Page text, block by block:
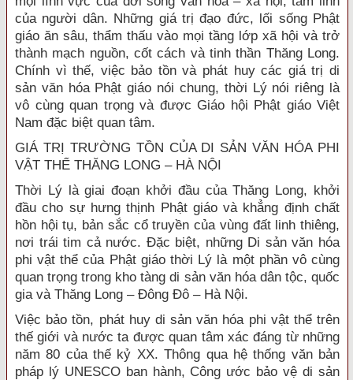
của người dân. Những giá trị đạo đức, lối sống Phật
giáo ăn sâu, thẩm thấu vào mọi tầng lớp xã hội và trở
thành mạch nguồn, cốt cách và tinh thần Thăng Long.
Chính vì thế, việc bảo tồn và phát huy các giá trị di
sản văn hóa Phật giáo nói chung, thời Lý nói riêng là
vô cùng quan trọng và được Giáo hội Phật giáo Việt
Nam đặc biệt quan tâm.
GIÁ TRỊ TRƯỜNG TỒN CỦA DI SẢN VĂN HÓA PHI
VẬT THỂ THĂNG LONG – HÀ NỘI
Thời Lý là giai đoạn khởi đầu của Thăng Long, khởi
đầu cho sự hưng thịnh Phật giáo và khẳng định chất
hồn hội tụ, bản sắc cổ truyền của vùng đất linh thiêng,
nơi trái tim cả nước. Đặc biệt, những Di sản văn hóa
phi vật thể của Phật giáo thời Lý là một phần vô cùng
quan trọng trong kho tàng di sản văn hóa dân tộc, quốc
gia và Thăng Long – Đông Đô – Hà Nội.
Việc bảo tồn, phát huy di sản văn hóa phi vật thể trên
thế giới và nước ta được quan tâm xác đáng từ những
năm 80 của thế kỷ XX. Thông qua hệ thống văn bản
pháp lý UNESCO ban hành, Công ước bảo vệ di sản